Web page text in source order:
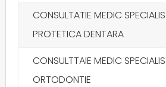
CONSULTATIE MEDIC
PROTETICA DENTARA
CONSULTTAIE MEDIC
ORTODONTIE